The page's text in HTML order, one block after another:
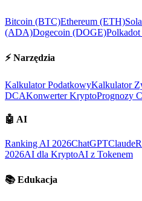
Bitcoin (BTC)Ethereum (ETH)
(ADA)Dogecoin (DOGE)
⚡ Narzędzia
Kalkulator PodatkowyKalkulator
DCAKonwerter KryptoPrognozy
🤖 AI
Ranking AI 2026ChatGPTClaude
2026AI dla KryptoAI z Tokenem
📚 Edukacja